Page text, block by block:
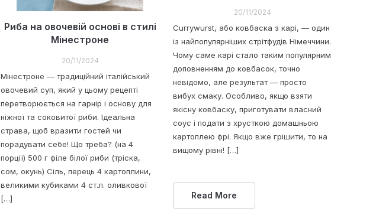
Риба на овочевій основі в стилі
Мінестроне
20/11/2024
Мінестроне — традиційний італійський
овочевий суп, який у цьому рецепті
перетворюється на гарнір і основу для
ніжної та соковитої риби. Ідеальна
страва, щоб вразити гостей чи
порадувати себе! Що треба? (на 4
порції) 500 г філе білої риби (тріска,
сом, окунь) Сіль, перець 4 картоплини,
великими кубиками 4 ст.л. оливкової
[…]
20/11/2024
Currywurst, або ковбаска з карі, — один
із найпопулярніших стрітфудів Німеччини.
Чому саме карі стало таким популярним
доповненням до ковбасок, точно
невідомо, але результат — просто
вибух смаку. Особливо, якщо взяти
якісну ковбаску, приготувати власний
соус і подати з хрусткою домашньою
картоплею фрі. Якщо вже грішити, то на
вищому рівні! […]
Read More